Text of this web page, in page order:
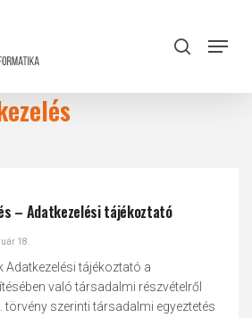
search
Menu
– Adatkezelési tájékoztató
18.
Adatkezelési tájékoztató a
való társadalmi részvételről
törvény szerinti társadalmi egyeztetés
Close